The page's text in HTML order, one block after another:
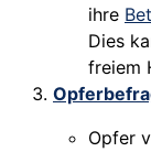
ihre
Dies
freiem
Opfer